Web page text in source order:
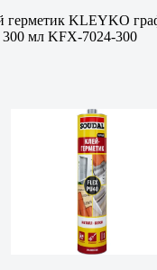
герметик KLEYKO
мл KFX-7024-300